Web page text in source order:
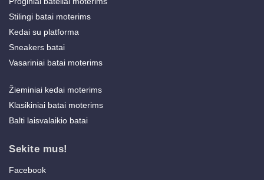
Stilingi batai moterims
Kedai su platforma
Sneakers batai
Vasariniai batai moterims
Žieminiai kedai moterims
Klasikiniai batai moterims
Balti laisvalaikio batai
Sekite mus!
Facebook